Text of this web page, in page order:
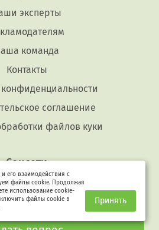
эксперты
команда
Контакты
соглашение
файлов куки
Соцсети
его взаимодействия с
файлы cookie. Продолжая
использование cookie-
файлы cookie в
Принять